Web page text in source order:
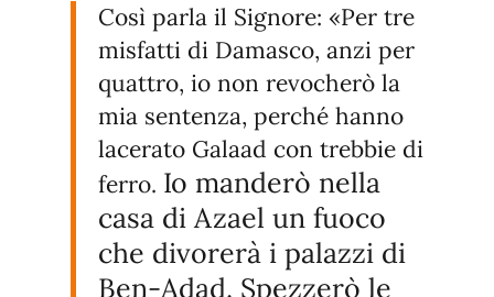
Così parla il Signore: «Per tre
misfatti di Damasco, anzi per
quattro, io non revocherò la
mia sentenza, perché hanno
lacerato Galaad con trebbie di
ferro. Io manderò nella
casa di Azael un fuoco
che divorerà i palazzi di
Ben-Adad. Spezzerò le